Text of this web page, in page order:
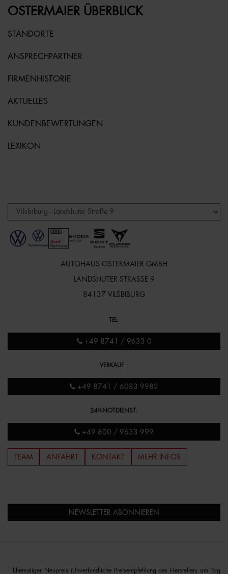
OSTERMAIER ÜBERBLICK
STANDORTE
ANSPRECHPARTNER
FIRMENHISTORIE
AKTUELLES
KUNDENBEWERTUNGEN
LEXIKON
AUTOHAUS OSTERMAIER GMBH
LANDSHUTER STRASSE 9
84137 VILSBIBURG
TEL :
+49 8741 / 9633 0
VERKAUF :
+49 8741 / 6083 9982
24H-NOTDIENST:
+49 800 / 9633 999
TEAM ANFAHRT KONTAKT MEHR INFOS
NEWSLETTER ABONNIEREN
Ehemaliger Neupreis (Unverbindliche Preisempfehlung des Herstellers am Tag